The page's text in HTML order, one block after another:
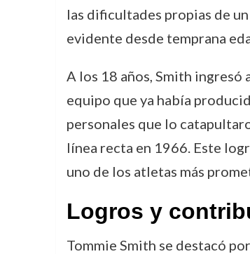
las dificultades propias de
evidente desde temprana
A los 18 años, Smith
equipo que ya había
personales que lo
línea recta en 1966. Este
uno de los atletas más
Logros y
Tommie Smith se destacó